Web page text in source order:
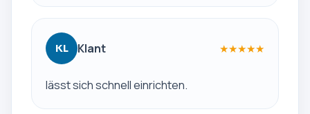
KL Klant ★★★★★
lässt sich schnell einrichten.